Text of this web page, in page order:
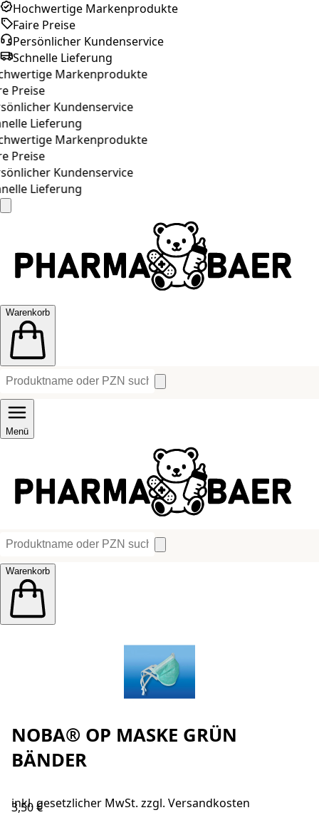
Hochwertige Markenprodukte
Faire Preise
Persönlicher Kundenservice
Schnelle Lieferung
Markenprodukte
Preise
Kundenservice
Lieferung
Markenprodukte
Preise
Kundenservice
Lieferung
Warenkorb
Menü
Warenkorb
NOBA® OP MASKE GRÜN
BÄNDER
inkl. gesetzlicher MwSt. zzgl. Versandkosten
3,50 €